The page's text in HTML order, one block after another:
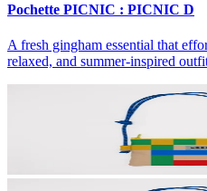
Pochette PICNIC : PICNIC D
A fresh gingham essential that
relaxed, and summer-inspired